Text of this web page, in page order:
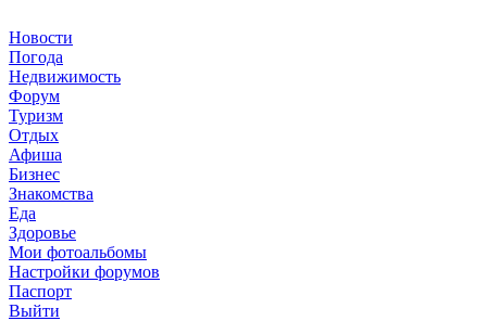
Новости
Погода
Недвижимость
Форум
Туризм
Отдых
Афиша
Бизнес
Знакомства
Еда
Здоровье
Мои фотоальбомы
Настройки форумов
Паспорт
Выйти